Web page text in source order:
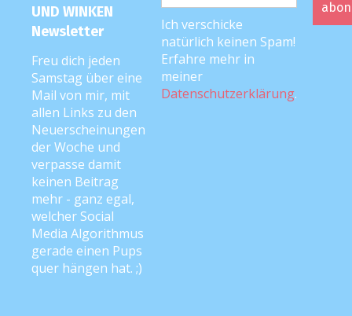
UND WINKEN
Newsletter
Freu dich jeden
Samstag über eine
Mail von mir, mit
allen Links zu den
Neuerscheinungen
der Woche und
verpasse damit
keinen Beitrag
mehr - ganz egal,
welcher Social
Media Algorithmus
gerade einen Pups
quer hängen hat. ;)
Ich verschicke
natürlich keinen Spam!
Erfahre mehr in
meiner
Datenschutzerklärung.
Neu
Rezepte
Schwangerschaftstagebuch
Spiele- und DIY-Tipps
Tipps & Tricks
Videos
Werbung
Wochenende in Bildern